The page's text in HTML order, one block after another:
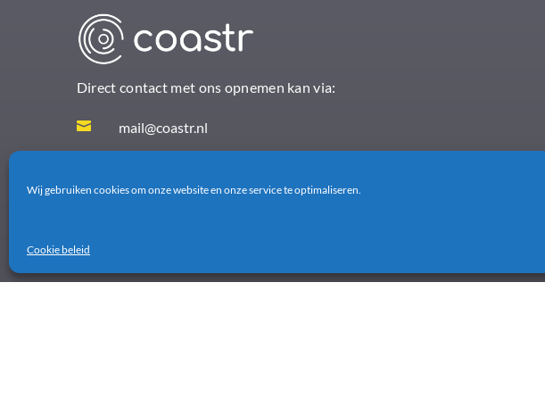
Wij gebruiken cookies om onze website en onze service te optimaliseren.
Cookie beleid
Direct contact met ons opnemen kan via:
 mail@coastr.nl